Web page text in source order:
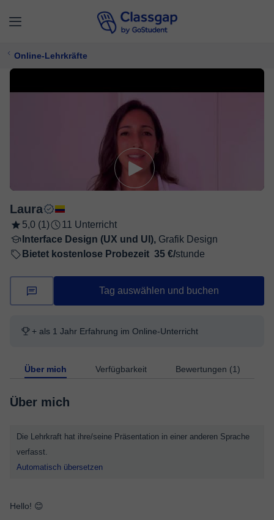
Online-Lehrkräfte
Laura
5,0 (1)
11 Unterricht
Interface Design (UX und UI), Grafik Design
Bietet kostenlose Probezeit 35 €/stunde
Tag auswählen und buchen
+ als 1 Jahr Erfahrung im Online-Unterricht
Über mich Verfügbarkeit Bewertungen (1)
Über mich
Die Lehrkraft hat ihre/seine Präsentation in einer anderen Sprache
verfasst.
Automatisch übersetzen
Hello! 😊